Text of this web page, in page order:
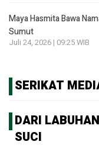
Maya Hasmita Bawa
Sumut
Juli 24, 2026 | 09:25 WIB
SERIKAT
DARI
SUCI